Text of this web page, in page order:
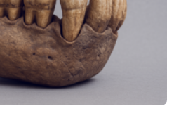
„Wir konnten die Tremore
ihren Ort in…